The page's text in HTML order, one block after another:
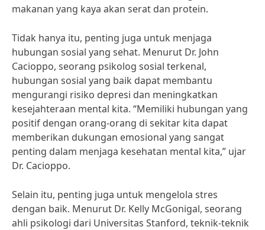
makanan yang kaya akan serat dan protein.
Tidak hanya itu, penting juga untuk menjaga
hubungan sosial yang sehat. Menurut Dr. John
Cacioppo, seorang psikolog sosial terkenal,
hubungan sosial yang baik dapat membantu
mengurangi risiko depresi dan meningkatkan
kesejahteraan mental kita. “Memiliki hubungan yang
positif dengan orang-orang di sekitar kita dapat
memberikan dukungan emosional yang sangat
penting dalam menjaga kesehatan mental kita,” ujar
Dr. Cacioppo.
Selain itu, penting juga untuk mengelola stres
dengan baik. Menurut Dr. Kelly McGonigal, seorang
ahli psikologi dari Universitas Stanford, teknik-teknik